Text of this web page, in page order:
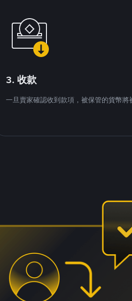
3. 收款
一旦賣家確認收到款項，被保管的貨幣將